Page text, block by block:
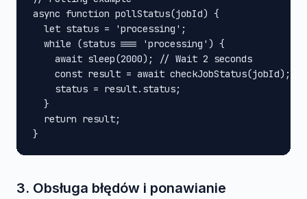
async function pollStatus(jobId) {
  let status = 'processing';
  while (status === 'processing') {
    await sleep(2000); // Wait 2 seconds
    const result = await checkJobStatus(jobId);
    status = result.status;
  }
  return result;
}
3. Obsługa błędów i ponawianie